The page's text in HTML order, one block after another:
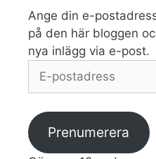
Ange din e-
på den här bloggen
nya inlägg via e-post.
postadress
Prenumerera